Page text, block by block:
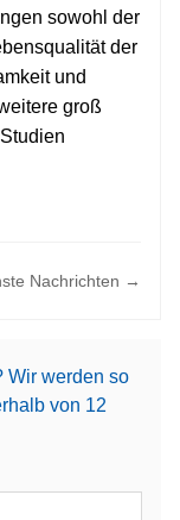
sowohl der
der
und
groß
Nachrichten →
Wir werden so
von 12